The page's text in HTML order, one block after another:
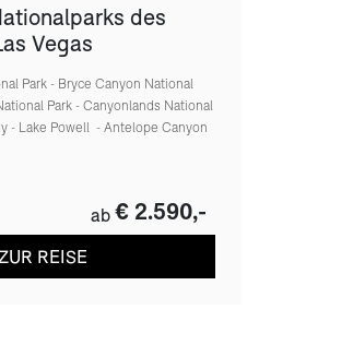
des
Vegas
Park - Bryce Canyon National
Park - Canyonlands National
- Lake Powell - Antelope Canyon
ab € 2.590,-
REISE